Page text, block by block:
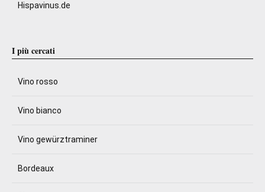
Hispavinus.de
I più cercati
Vino rosso
Vino bianco
Vino gewürztraminer
Bordeaux